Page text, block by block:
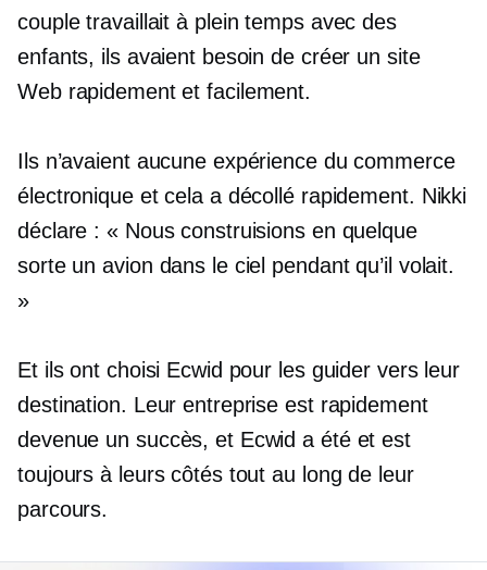
couple travaillaità plein tempsavec des
enfants, ils avaient besoin de créer un site
Web rapidement et facilement.
Ils n’avaient aucune expérience du commerce
électronique et cela a décollé rapidement. Nikki
déclare : « Nous construisions en quelque
sorte un avion dans le ciel pendant qu’il volait.
»
Et ils ont choisi Ecwid pour les guider vers leur
destination. Leur entreprise est rapidement
devenue un succès, et Ecwid a été et est
toujours à leurs côtés tout au long de leur
parcours.